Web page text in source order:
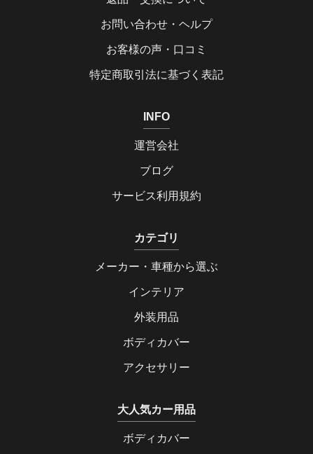
お問い合わせ・ヘルプ
お客様の声・口コミ
特定商取引法に基づく表記
INFO
運営会社
ブログ
サービス利用規約
カテゴリ
メーカー・車種から選ぶ
インテリア
外装用品
ボディカバー
アクセサリー
大人気カー用品
ボディカバー